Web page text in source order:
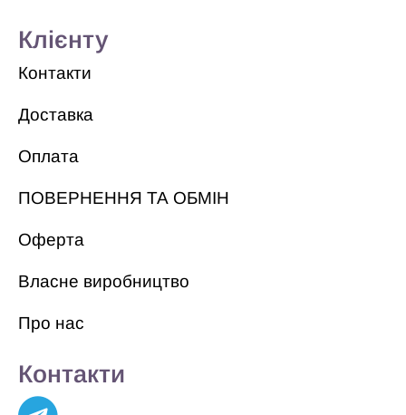
Клієнту
Контакти
Доставка
Оплата
ПОВЕРНЕННЯ ТА ОБМІН
Оферта
Власне виробництво
Про нас
Контакти